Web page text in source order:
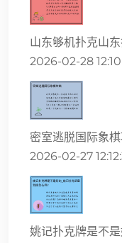
山东够机扑克山
2026-02-28
密室逃脱国际象
2026-02-27
姚记扑克牌是不